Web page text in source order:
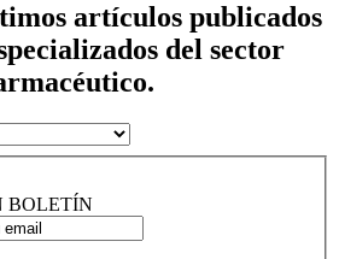
artículos publicados
del sector
BOLETÍN